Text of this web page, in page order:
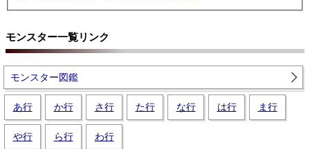
モンスター一覧リンク
モンスター図鑑
あ行 か行 さ行 た行 な行 は行 ま行
や行 ら行 わ行